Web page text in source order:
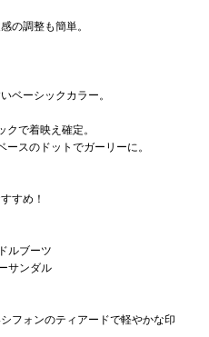
の調整も簡単。
ベーシックカラー。
クで着映え確定。
スのドットでガーリーに。
すめ！
ルブーツ
サンダル
フォンのティアードで軽やかな印